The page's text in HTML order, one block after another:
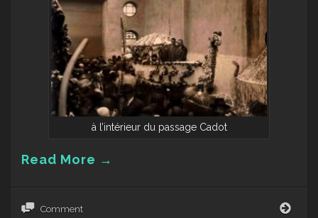
à l’intérieur du passage Cadot
Read More →
Comment